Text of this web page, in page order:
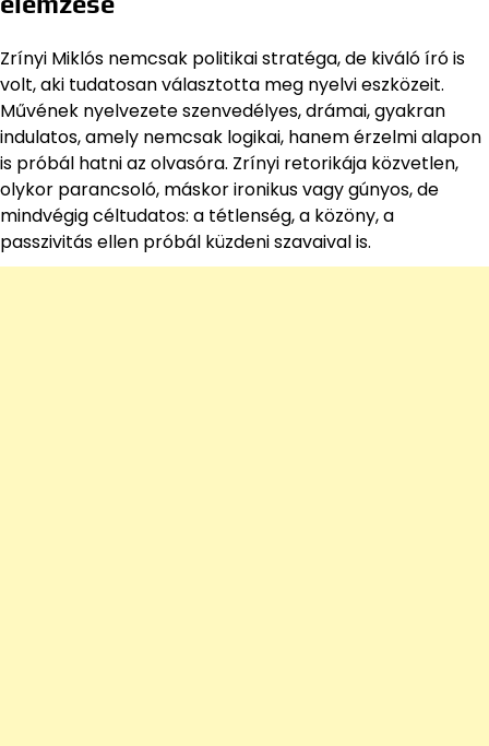
Zrínyi Miklós nemcsak politikai stratéga, de kiváló író is
volt, aki tudatosan választotta meg nyelvi eszközeit.
Művének nyelvezete szenvedélyes, drámai, gyakran
indulatos, amely nemcsak logikai, hanem érzelmi alapon
is próbál hatni az olvasóra. Zrínyi retorikája közvetlen,
olykor parancsoló, máskor ironikus vagy gúnyos, de
mindvégig céltudatos: a tétlenség, a közöny, a
passzivitás ellen próbál küzdeni szavaival is.